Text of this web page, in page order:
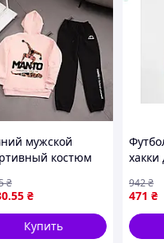
мужской
костюм
с рисунком
ART0101
.55 ₴
₴
Купить
хакки
OSM
471 ₴
942₴